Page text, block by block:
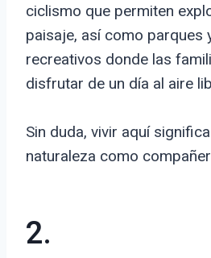
ciclismo que permiten
paisaje, así como parques
recreativos donde las
disfrutar de un día al aire
Sin duda, vivir aquí
naturaleza como
2.